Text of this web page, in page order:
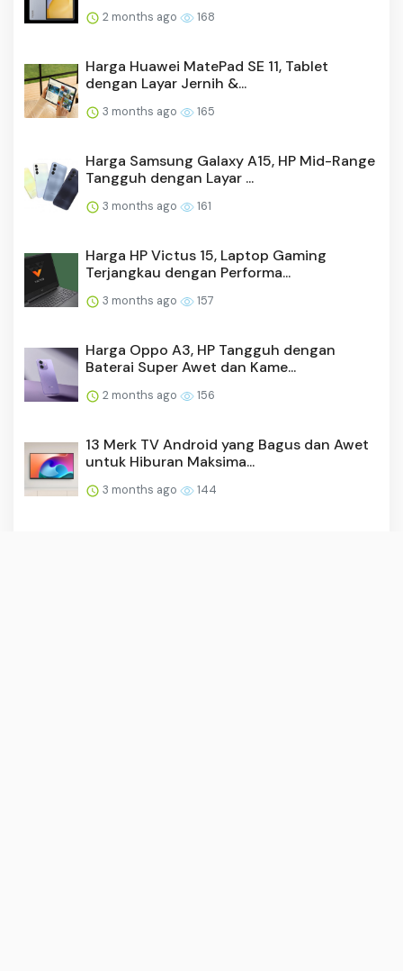
2 months ago 168
Harga Huawei MatePad SE 11, Tablet
dengan Layar Jernih &...
3 months ago 165
Harga Samsung Galaxy A15, HP Mid-Range
Tangguh dengan Layar ...
3 months ago 161
Harga HP Victus 15, Laptop Gaming
Terjangkau dengan Performa...
3 months ago 157
Harga Oppo A3, HP Tangguh dengan
Baterai Super Awet dan Kame...
2 months ago 156
13 Merk TV Android yang Bagus dan Awet
untuk Hiburan Maksima...
3 months ago 144